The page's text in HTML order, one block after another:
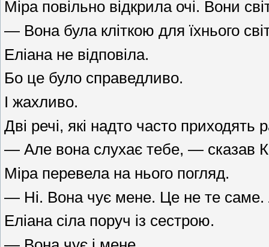
Міра повільно відкрила очі. Вони
— Вона була кліткою для їхнього
Еліана не відповіла.
Бо це було справедливо.
І жахливо.
Дві речі, які надто часто приходять
— Але вона слухає тебе, — сказав
Міра перевела на нього погляд.
— Ні. Вона чує мене. Це не те саме.
Еліана сіла поруч із сестрою.